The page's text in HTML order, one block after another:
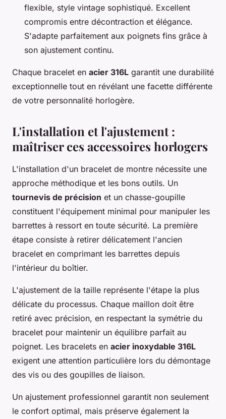
flexible, style vintage sophistiqué. Excellent
compromis entre décontraction et élégance.
S'adapte parfaitement aux poignets fins grâce à
son ajustement continu.
Chaque bracelet en acier 316L garantit une durabilité
exceptionnelle tout en révélant une facette différente
de votre personnalité horlogère.
L'installation et l'ajustement :
maîtriser ces accessoires horlogers
L'installation d'un bracelet de montre nécessite une
approche méthodique et les bons outils. Un
tournevis de précision et un chasse-goupille
constituent l'équipement minimal pour manipuler les
barrettes à ressort en toute sécurité. La première
étape consiste à retirer délicatement l'ancien
bracelet en comprimant les barrettes depuis
l'intérieur du boîtier.
L'ajustement de la taille représente l'étape la plus
délicate du processus. Chaque maillon doit être
retiré avec précision, en respectant la symétrie du
bracelet pour maintenir un équilibre parfait au
poignet. Les bracelets en acier inoxydable 316L
exigent une attention particulière lors du démontage
des vis ou des goupilles de liaison.
Un ajustement professionnel garantit non seulement
le confort optimal, mais préserve également la